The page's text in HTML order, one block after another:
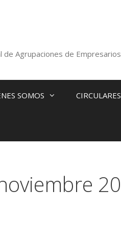
de Agrupaciones de
SOMOS CIRCULARES